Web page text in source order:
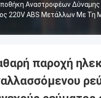
Αναστροφέων Δύναμης
220V ABS Μετάλλων Με Τη
παροχή